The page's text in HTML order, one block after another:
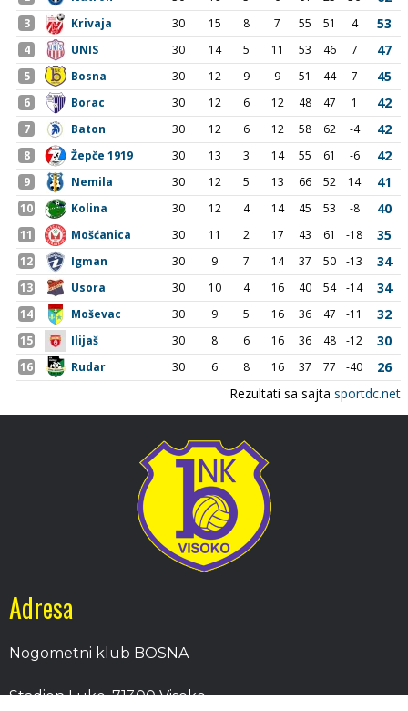
Adresa
Nogometni klub BOSNA
Stadion Luke, 71300 Visoko